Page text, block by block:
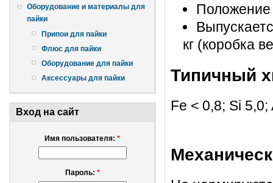
Оборудование и материалы для
пайки
Припои для пайки
Флюс для пайки
Оборудование для пайки
Аксессуары для пайки
Вход на сайт
Имя пользователя: *
Пароль: *
Положение
кг (коробка
Типичный
Fe < 0,8; Si